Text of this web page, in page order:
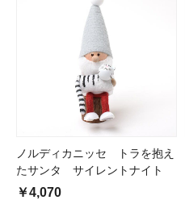
ノルディカニッセ トラを抱え
たサンタ サイレントナイト
￥4,070